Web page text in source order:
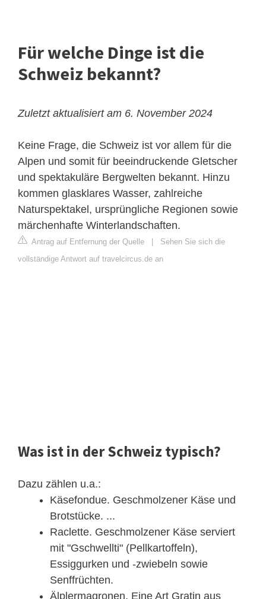
Für welche Dinge ist die
Schweiz bekannt?
Zuletzt aktualisiert am 6. November 2024
Keine Frage, die Schweiz ist vor allem für die
Alpen und somit für beeindruckende Gletscher
und spektakuläre Bergwelten bekannt. Hinzu
kommen glasklares Wasser, zahlreiche
Naturspektakel, ursprüngliche Regionen sowie
märchenhafte Winterlandschaften.
Antrag auf Entfernung der Quelle
Sehen Sie sich die
vollständige Antwort auf travelcircus.de an
Was ist in der Schweiz typisch?
Dazu zählen u.a.:
Käsefondue. Geschmolzener Käse und
Brotstücke. ...
Raclette. Geschmolzener Käse serviert
mit "Gschwellti" (Pellkartoffeln),
Essiggurken und -zwiebeln sowie
Senffrüchten.
Älplermagronen. Eine Art Gratin aus